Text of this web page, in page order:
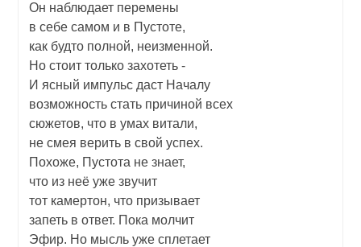
Он наблюдает перемены
в себе самом и в Пустоте,
как будто полной, неизменной.
Но стоит только захотеть -
И ясный импульс даст Началу
возможность стать причиной всех
сюжетов, что в умах витали,
не смея верить в свой успех.
Похоже, Пустота не знает,
что из неё уже звучит
тот камертон, что призывает
запеть в ответ. Пока молчит
Эфир. Но мысль уже сплетает